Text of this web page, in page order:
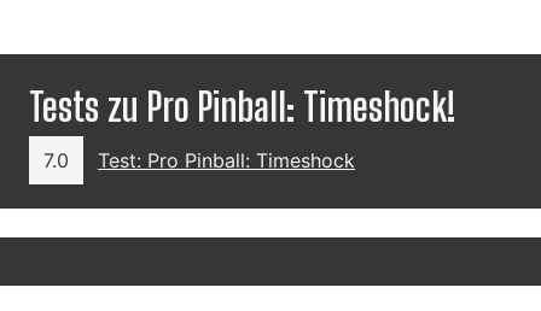
Tests zu Pro Pinball: Timeshock!
7.0 Test: Pro Pinball: Timeshock